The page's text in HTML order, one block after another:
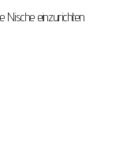
Nische einzurichten